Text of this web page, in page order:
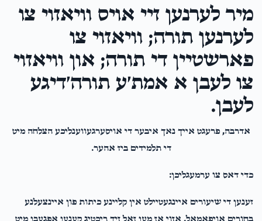
Phone DonationYosef Yisroel Shtossel
$36.00
שמעון א. י. שטעסל ר' יוסף ישראל שטעסיל הי"ו
2 years ago $75.00
מיר לערנען זיי אויס וויאזוי צו
לערנען תורה; וויאזוי צו
פארשטיין די תורה; און וויאזוי
צו לעבן א אמת׳ע תורה׳דיגע
לעבן.
אדרבה, פרעגט אייך נאך איבער די אויסערגעווענליכע הצלחה מיט
די תלמידים ביז אהער.
כדי דאס צו ערמעגליכן:
זענען די שיעורים איינגעטיילט אין קליינע כיתות פון איינצעלנע
בחורים אויפאמאל, אזוי אז מען זאל זיך ריכטיג קענען אפגעבן מיט